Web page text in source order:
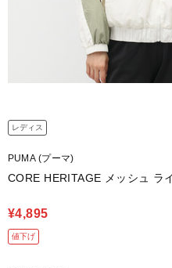
レディス
PUMA (プーマ)
CORE HERITAGE メッシュ ラ
¥4,895
値下げ